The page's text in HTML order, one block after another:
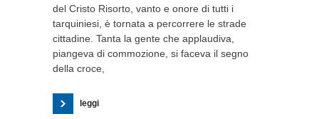
del Cristo Risorto, vanto e onore di tutti i
tarquiniesi, è tornata a percorrere le strade
cittadine. Tanta la gente che applaudiva,
piangeva di commozione, si faceva il segno
della croce,
leggi